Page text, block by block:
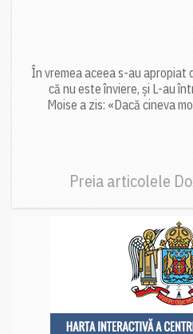
În vremea aceea s-au apropiat
că nu este înviere, și L-au
Moise a zis: «Dacă cineva
Preia articolele